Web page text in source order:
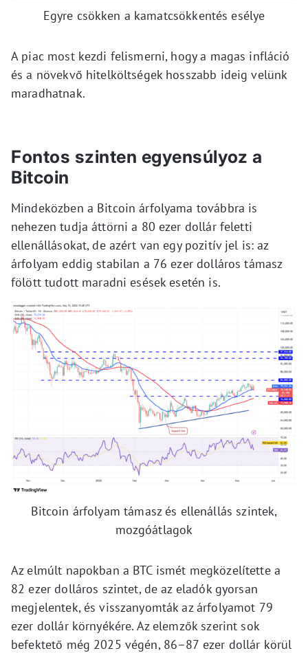
Egyre csökken a kamatcsökkentés esélye
A piac most kezdi felismerni, hogy a magas infláció
és a növekvő hitelköltségek hosszabb ideig velünk
maradhatnak.
Fontos szinten egyensúlyoz a
Bitcoin
Mindeközben a Bitcoin árfolyama továbbra is
nehezen tudja áttörni a 80 ezer dollár feletti
ellenállásokat, de azért van egy pozitív jel is: az
árfolyam eddig stabilan a 76 ezer dolláros támasz
fölött tudott maradni esések esetén is.
Bitcoin árfolyam támasz és ellenállás szintek,
mozgóátlagok
Az elmúlt napokban a BTC ismét megközelítette a
82 ezer dolláros szintet, de az eladók gyorsan
megjelentek, és visszanyomták az árfolyamot 79
ezer dollár környékére. Az elemzők szerint sok
befektető még 2025 végén, 86–87 ezer dollár körül